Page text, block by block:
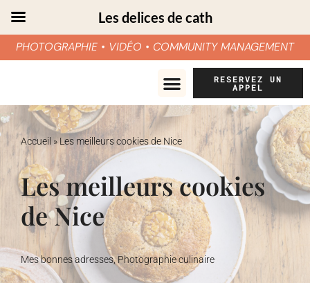
contenu
PHOTOGRAPHIE • VIDÉO • COMMUNITY MANAGEMENT
RESERVEZ UN
APPEL
Accueil »Les meilleurs cookies de Nice
Les meilleurs cookies
de Nice
Mes bonnes adresses,Photographie culinaire
Les delices de cath